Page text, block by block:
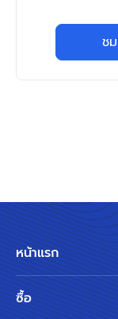
ช
หน้าแรก
ซื้อ